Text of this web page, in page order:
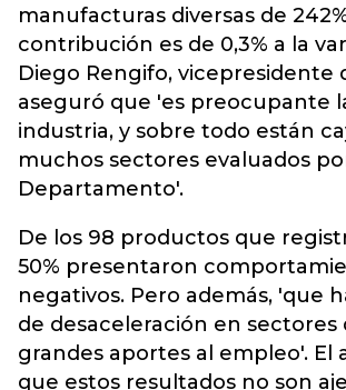
manufacturas diversas de
contribución es de 0,3% a la
Diego Rengifo, vicepresidente
aseguró que 'es preocupante
industria, y sobre todo están
muchos sectores evaluados
Departamento'.
De los 98 productos que
50% presentaron
negativos. Pero además, 'que
de desaceleración en sectores
grandes aportes al empleo'. El
que estos resultados no son